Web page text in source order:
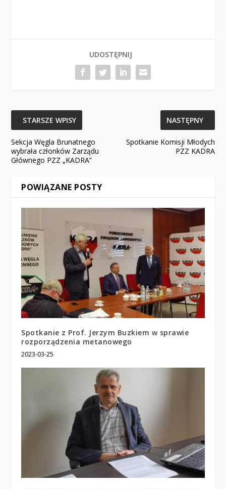
UDOSTĘPNIJ
STARSZE WPISY
Sekcja Węgla Brunatnego
wybrała członków Zarządu
Głównego PZZ „KADRA”
NASTĘPNY
Spotkanie Komisji Młodych
PZZ KADRA
POWIĄZANE POSTY
Spotkanie z Prof. Jerzym Buzkiem w sprawie
rozporządzenia metanowego
2023-03-25